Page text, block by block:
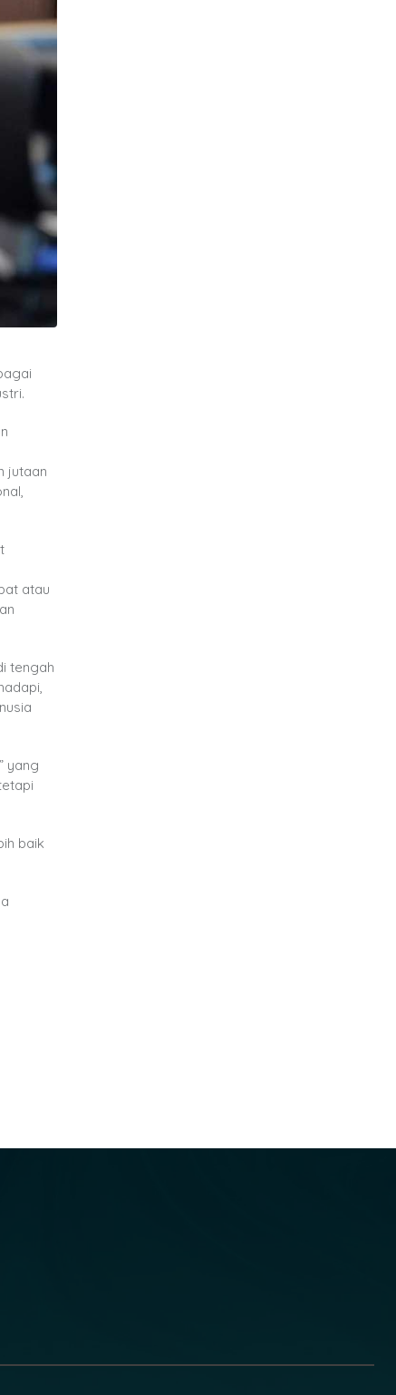
jutaan
atau
tengah
yang
baik